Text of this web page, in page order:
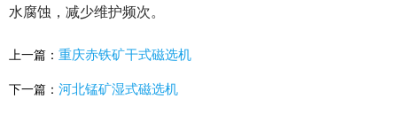
水腐蚀，减少维护频次。
上一篇： 重庆赤铁矿干式磁选机
下一篇： 河北锰矿湿式磁选机